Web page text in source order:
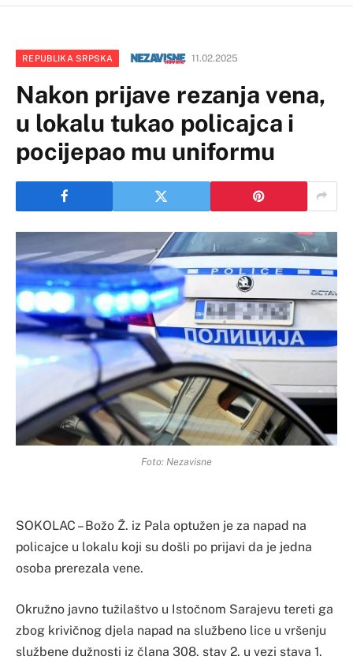
REPUBLIKA SRPSKA 11.02.2025
Nakon prijave rezanja vena,
u lokalu tukao policajca i
pocijepao mu uniformu
Foto: Nezavisne
SOKOLAC – Božo Ž. iz Pala optužen je za napad na
policajce u lokalu koji su došli po prijavi da je jedna
osoba prerezala vene.
Okružno javno tužilaštvo u Istočnom Sarajevu tereti ga
zbog krivičnog djela napad na službeno lice u vršenju
službene dužnosti iz člana 308. stav 2. u vezi stava 1.